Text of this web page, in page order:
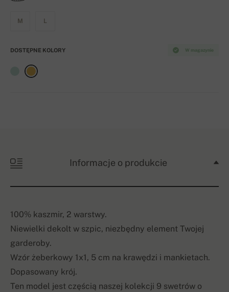
M L
W magazynie
DOSTĘPNE KOLORY
Informacje o produkcie
100% kaszmir, 2 warstwy.
Niewielki dekolt w szpic, niezbędny element Twojej
garderoby.
Wzór żeberkowy 1x1, 5 cm na krawędzi i mankietach.
Dopasowany krój.
Ten model jest częścią naszej kolekcji 9 swetrów o